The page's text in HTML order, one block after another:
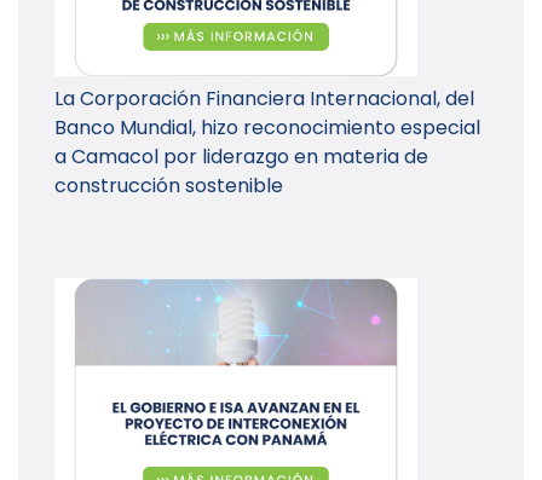
La Corporación Financiera Internacional, del
Banco Mundial, hizo reconocimiento especial
a Camacol por liderazgo en materia de
construcción sostenible